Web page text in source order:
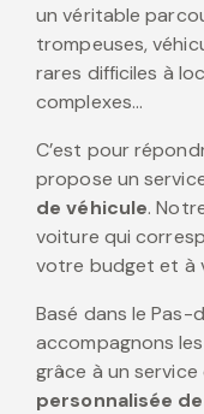
un véritable
trompeuses,
rares difficiles à
complexes…
C’est pour
propose un
de véhicule.
voiture qui
votre budget et à
Basé dans le Pas-
accompagnons
grâce à un
personnalisée